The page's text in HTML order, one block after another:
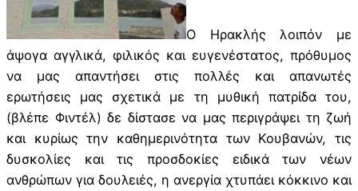
Ο Ηρακλής λοιπόν με
άψογα αγγλικά, φιλικός και ευγενέστατος, πρόθυμος
να μας απαντήσει στις πολλές και απανωτές
ερωτήσεις μας σχετικά με τη μυθική πατρίδα του,
(βλέπε Φιντέλ) δε δίστασε να μας περιγράψει τη ζωή
και κυρίως την καθημερινότητα των Κουβανών, τις
δυσκολίες και τις προσδοκίες ειδικά των νέων
ανθρώπων για δουλειές, η ανεργία χτυπάει κόκκινο και